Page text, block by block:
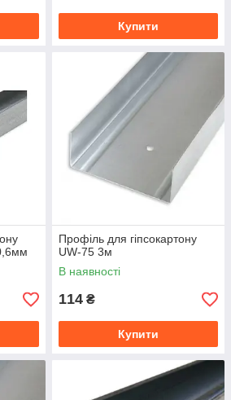
Купити
Профіль для гіпсокартону
UW-75 3м
В наявності
114 ₴
Купити